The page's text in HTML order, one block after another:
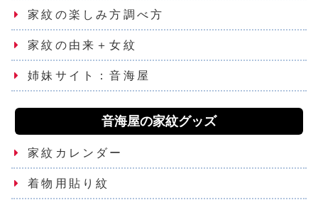
家紋の楽しみ方調べ方
家紋の由来＋女紋
姉妹サイト：音海屋
音海屋の家紋グッズ
家紋カレンダー
着物用貼り紋